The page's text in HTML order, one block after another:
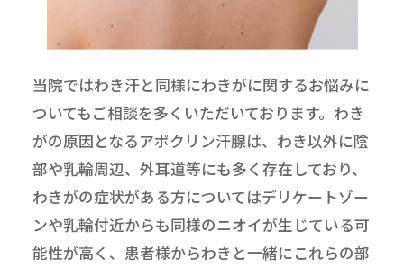
当院ではわき汗と同様にわきがに関するお悩みに
ついてもご相談を多くいただいております。わき
がの原因となるアポクリン汗腺は、わき以外に陰
部や乳輪周辺、外耳道等にも多く存在しており、
わきがの症状がある方についてはデリケートゾー
ンや乳輪付近からも同様のニオイが生じている可
能性が高く、患者様からわきと一緒にこれらの部